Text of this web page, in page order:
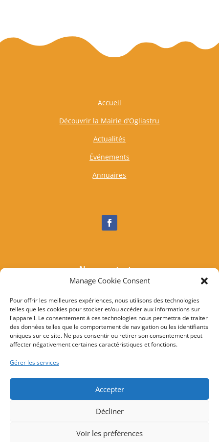
Manage Cookie Consent
Pour offrir les meilleures expériences, nous utilisons des technologies
telles que les cookies pour stocker et/ou accéder aux informations sur
l'appareil. Le consentement à ces technologies nous permettra de traiter
des données telles que le comportement de navigation ou les identifiants
uniques sur ce site. Ne pas consentir ou retirer son consentement peut
affecter négativement certaines caractéristiques et fonctions.
Gérer les services
Accepter
Décliner
Voir les préférences
Accueil
Découvrir la Mairie d’Ogliastru
Actualités
Événements
Annuaires
Nous contacter
Tél :
Mail:mairieogliastru@wanadoo.fr
Adresse :Marine d’Albo
20217 Ogliastru
© 2022 Mairie d’Ogliastru – Réalisation